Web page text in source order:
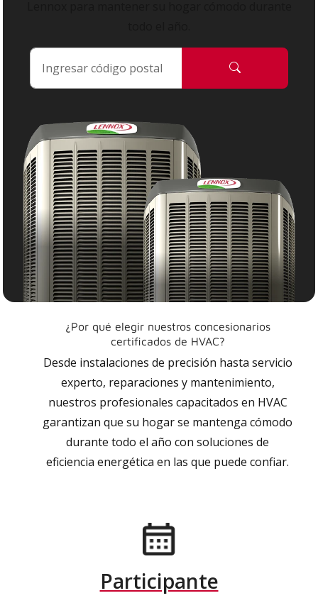
¿Por qué elegir nuestros concesionarios
certificados de HVAC?
Desde instalaciones de precisión hasta servicio
experto, reparaciones y mantenimiento,
nuestros profesionales capacitados en HVAC
garantizan que su hogar se mantenga cómodo
durante todo el año con soluciones de
eficiencia energética en las que puede confiar.
Participante